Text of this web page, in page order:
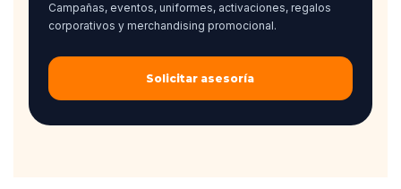
Campañas, eventos, uniformes, activaciones, regalos
corporativos y merchandising promocional.
Solicitar asesoría